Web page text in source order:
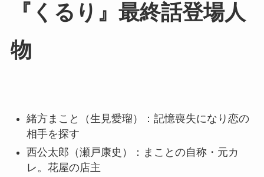
『くるり』最終話登場人
物
緒方まこと（生見愛瑠）：記憶喪失になり恋の
相手を探す
西公太郎（瀬戸康史）：まことの自称・元カ
レ。花屋の店主